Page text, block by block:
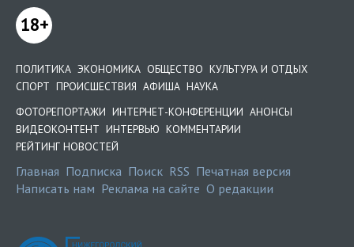
18+
ПОЛИТИКА ЭКОНОМИКА ОБЩЕСТВО КУЛЬТУРА И ОТДЫХ
СПОРТ ПРОИСШЕСТВИЯ АФИША НАУКА
ФОТОРЕПОРТАЖИ ИНТЕРНЕТ-КОНФЕРЕНЦИИ АНОНСЫ
ВИДЕОКОНТЕНТ ИНТЕРВЬЮ КОММЕНТАРИИ
РЕЙТИНГ НОВОСТЕЙ
Главная Подписка Поиск RSS Печатная версия
Написать нам Реклама на сайте О редакции